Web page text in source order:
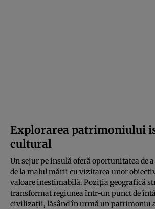
Explorarea patrimoniului
cultural
Un sejur pe insulă oferă oportunitatea de
de la malul mării cu vizitarea unor
valoare inestimabilă. Poziția geografică
transformat regiunea într-un punct de
civilizații, lăsând în urmă un patrimoniu